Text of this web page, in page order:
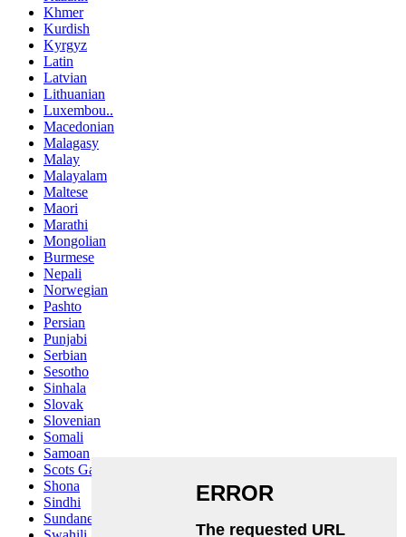
Khmer
Kurdish
Kyrgyz
Latin
Latvian
Lithuanian
Luxembou..
Macedonian
Malagasy
Malay
Malayalam
Maltese
Maori
Marathi
Mongolian
Burmese
Nepali
Norwegian
Pashto
Persian
Punjabi
Serbian
Sesotho
Sinhala
Slovak
Slovenian
Somali
Samoan
Scots Gaelic
Shona
Sindhi
Sundanese